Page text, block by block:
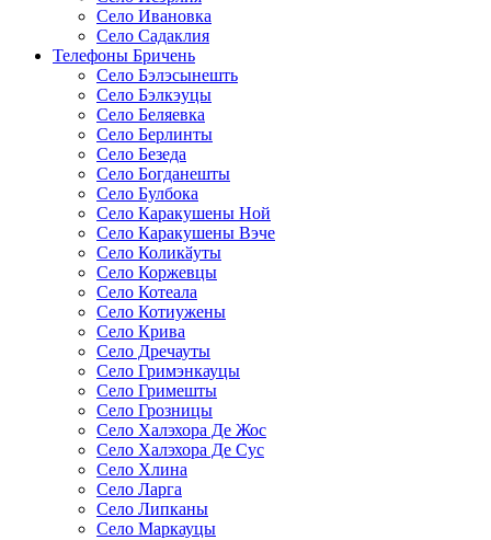
Село Ивановка
Село Садаклия
Телефоны Бричень
Село Бэлэсынешть
Село Бэлкэуцы
Село Беляевка
Село Берлинты
Село Безеда
Село Богданешты
Село Булбока
Село Каракушены Ной
Село Каракушены Вэче
Село Коликӑуты
Село Коржевцы
Село Котеала
Село Котиужены
Село Крива
Село Дречауты
Село Гримэнкауцы
Село Гримешты
Село Грозницы
Село Халэхора Де Жос
Село Халэхора Де Сус
Село Хлина
Село Ларга
Село Липканы
Село Маркауцы